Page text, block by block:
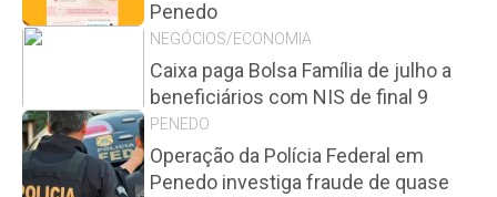
Penedo
NEGÓCIOS/ECONOMIA
Caixa paga Bolsa Família de julho a
beneficiários com NIS de final 9
PENEDO
Operação da Polícia Federal em
Penedo investiga fraude de quase